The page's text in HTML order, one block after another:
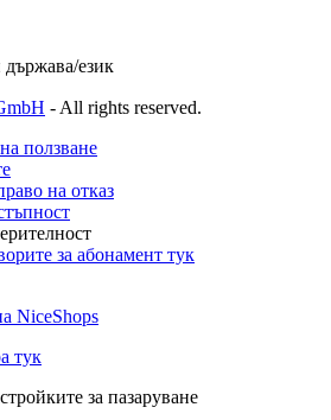
език
- All rights reserved.
ползване
на отказ
за абонамент тук
NiceShops
тук
за пазаруване